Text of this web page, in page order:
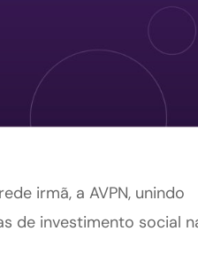
irmã, a AVPN, unindo
de investimento social